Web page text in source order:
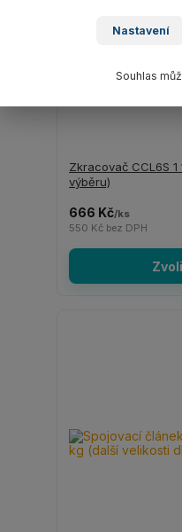
Zkracovač CCL6S
výběru)
666 Kč/ks
550 Kč bez DPH
Nastavení
Souhlas